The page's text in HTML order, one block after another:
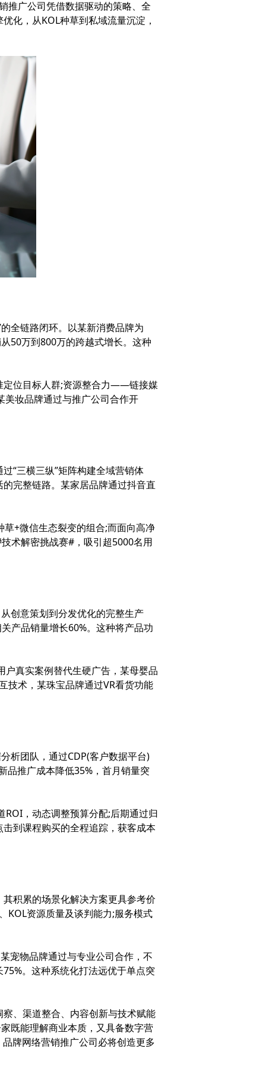
广公司凭借数据驱动的策略、全
化，从KOL种草到私域流量沉淀，
全链路闭环。以某新消费品牌为
50万到800万的跨越式增长。这种
位目标人群;资源整合力——链接媒
妆品牌通过与推广公司合作开
“三横三纵”矩阵构建全域营销体
完整链路。某家居品牌通过抖音直
+微信生态裂变的组合;而面向高净
术解密挑战赛#，吸引超5000名用
创意策划到分发优化的完整生产
产品销量增长60%。这种将产品功
实案例替代生硬广告，某母婴品
技术，某珠宝品牌通过VR看货功能
析团队，通过CDP(客户数据平台)
品推广成本降低35%，首月销量突
，动态调整预算分配;后期通过归
到课程购买的全程追踪，获客成本
累的场景化解决方案更具参考价
资源质量及谈判能力;服务模式
物品牌通过与专业公司合作，不
。这种系统化打法远优于单点突
、渠道整合、内容创新与技术赋能
既能理解商业本质，又具备数字营
牌网络营销推广公司必将创造更多